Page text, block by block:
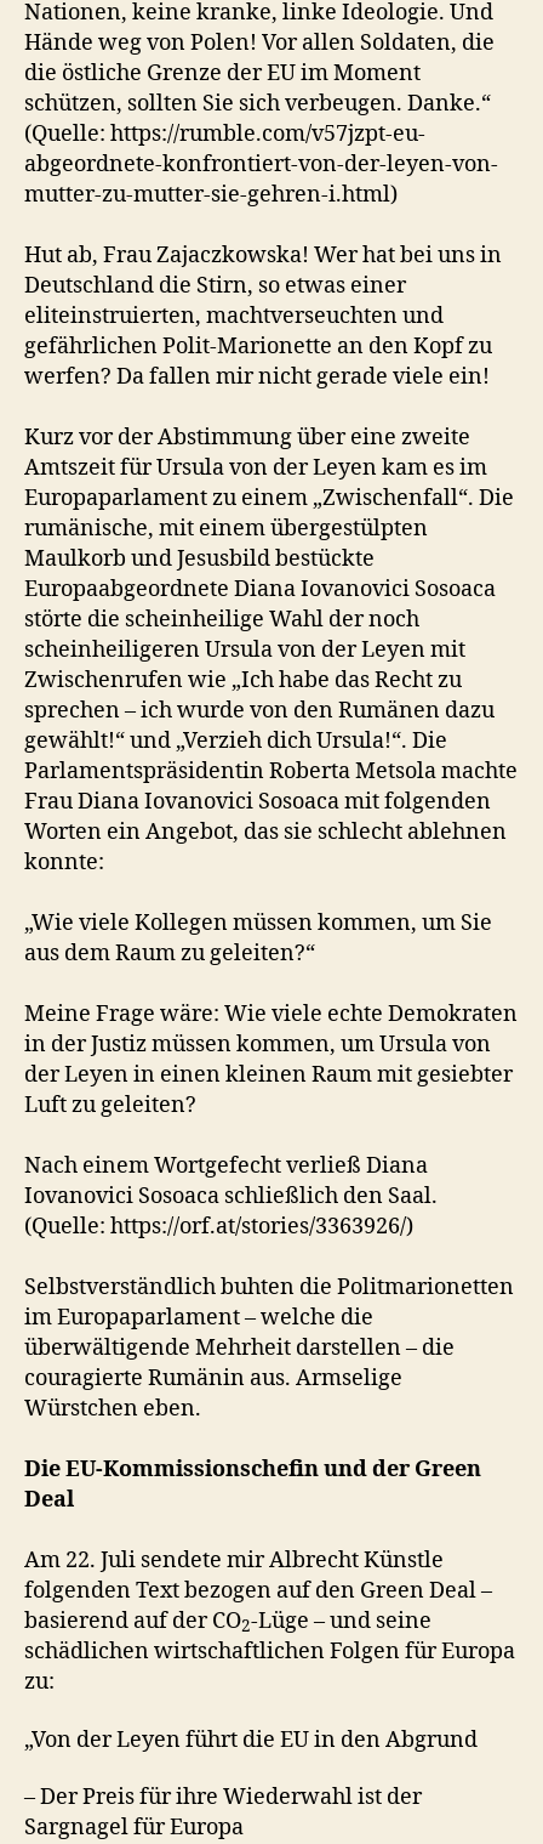
Nationen, keine kranke, linke Ideologie. Und
Hände weg von Polen! Vor allen Soldaten, die
die östliche Grenze der EU im Moment
schützen, sollten Sie sich verbeugen. Danke.“
(Quelle: https://rumble.com/v57jzpt-eu-
abgeordnete-konfrontiert-von-der-leyen-von-
mutter-zu-mutter-sie-gehren-i.html)
Hut ab, Frau Zajaczkowska! Wer hat bei uns in
Deutschland die Stirn, so etwas einer
eliteinstruierten, machtverseuchten und
gefährlichen Polit-Marionette an den Kopf zu
werfen? Da fallen mir nicht gerade viele ein!
Kurz vor der Abstimmung über eine zweite
Amtszeit für Ursula von der Leyen kam es im
Europaparlament zu einem „Zwischenfall“. Die
rumänische, mit einem übergestülpten
Maulkorb und Jesusbild bestückte
Europaabgeordnete Diana Iovanovici Sosoaca
störte die scheinheilige Wahl der noch
scheinheiligeren Ursula von der Leyen mit
Zwischenrufen wie „Ich habe das Recht zu
sprechen – ich wurde von den Rumänen dazu
gewählt!“ und „Verzieh dich Ursula!“. Die
Parlamentspräsidentin Roberta Metsola machte
Frau Diana Iovanovici Sosoaca mit folgenden
Worten ein Angebot, das sie schlecht ablehnen
konnte:
„Wie viele Kollegen müssen kommen, um Sie
aus dem Raum zu geleiten?“
Meine Frage wäre: Wie viele echte Demokraten
in der Justiz müssen kommen, um Ursula von
der Leyen in einen kleinen Raum mit gesiebter
Luft zu geleiten?
Nach einem Wortgefecht verließ Diana
Iovanovici Sosoaca schließlich den Saal.
(Quelle: https://orf.at/stories/3363926/)
Selbstverständlich buhten die Politmarionetten
im Europaparlament – welche die
überwältigende Mehrheit darstellen – die
couragierte Rumänin aus. Armselige
Würstchen eben.
Die EU-Kommissionschefin und der Green
Deal
Am 22. Juli sendete mir Albrecht Künstle
folgenden Text bezogen auf den Green Deal –
basierend auf der CO2-Lüge – und seine
schädlichen wirtschaftlichen Folgen für Europa
zu:
„Von der Leyen führt die EU in den Abgrund
– Der Preis für ihre Wiederwahl ist der
Sargnagel für Europa